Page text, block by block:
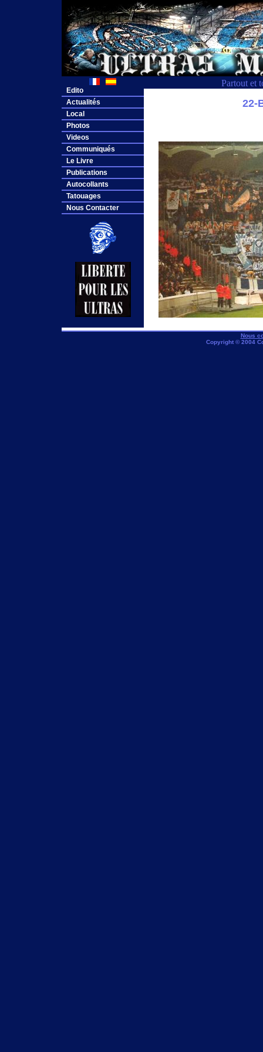
Partout et
Edito
Actualités
Local
Photos
Videos
Communiqués
Le Livre
Publications
Autocollants
Tatouages
Nous Contacter
22-
Nous
Copyright © 2004